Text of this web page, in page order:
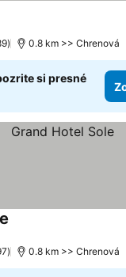
0.8 km >> Chrenová
si presné
0.8 km >> Chrenová